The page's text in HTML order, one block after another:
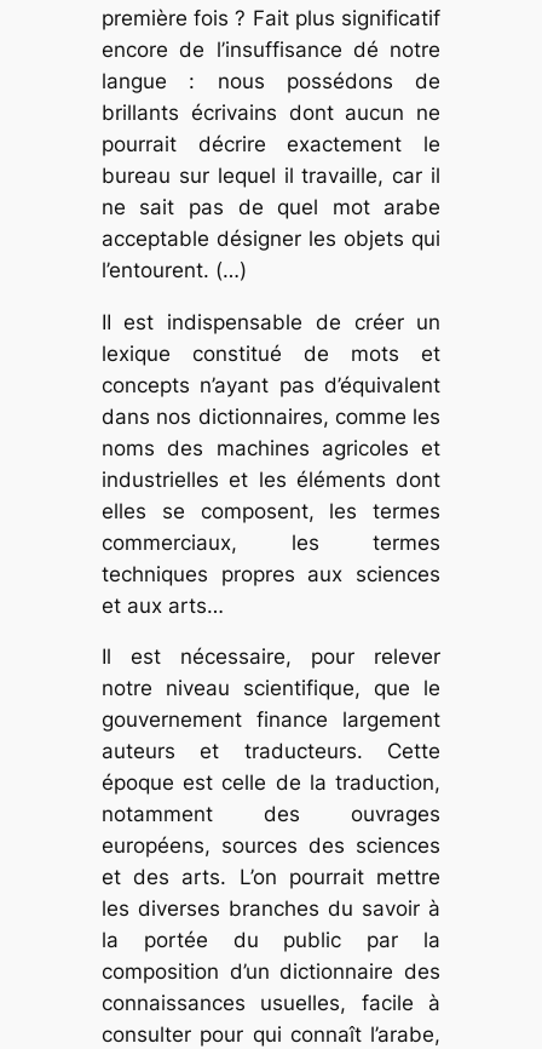
première fois ? Fait plus significatif
encore de l’insuffisance dé notre
langue : nous possédons de
brillants écrivains dont aucun ne
pourrait décrire exactement le
bureau sur lequel il travaille, car il
ne sait pas de quel mot arabe
acceptable désigner les objets qui
l’entourent. (…)
II est indispensable de créer un
lexique constitué de mots et
concepts n’ayant pas d’équivalent
dans nos dictionnaires, comme les
noms des machines agricoles et
industrielles et les éléments dont
elles se composent, les termes
commerciaux, les termes
techniques propres aux sciences
et aux arts…
Il est nécessaire, pour relever
notre niveau scientifique, que le
gouvernement finance largement
auteurs et traducteurs. Cette
époque est celle de la traduction,
notamment des ouvrages
européens, sources des sciences
et des arts. L’on pourrait mettre
les diverses branches du savoir à
la portée du public par la
composition d’un dictionnaire des
connaissances usuelles, facile à
consulter pour qui connaît l’arabe,